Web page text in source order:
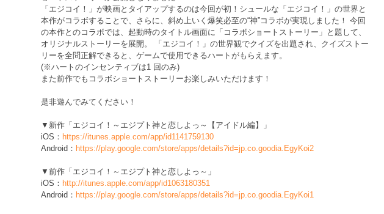
「エジコイ！」が映画とタイアップするのは今回が初！シュールな「エジコイ！」の世界と
本作がコラボすることで、さらに、斜め上いく爆笑必至の“神”コラボが実現しました！ 今回
の本作とのコラボでは、起動時のタイトル画面に「コラボショートストーリー」と題して、
オリジナルストーリーを展開。 「エジコイ！」の世界観でクイズを出題され、クイズストー
リーを全問正解できると、ゲームで使用できるハートがもらえます。
(※ハートのインセンティブは1 回のみ)
また前作でもコラボショートストーリーお楽しみいただけます！
是非遊んでみてください！
▼新作「エジコイ！～エジプト神と恋しよっ～【アイドル編】」
iOS： https://itunes.apple.com/app/id1141759130
Android： https://play.google.com/store/apps/details?id=jp.co.goodia.EgyKoi2
▼前作「エジコイ！～エジプト神と恋しよっ～」
iOS： http://itunes.apple.com/app/id1063180351
Android： https://play.google.com/store/apps/details?id=jp.co.goodia.EgyKoi1